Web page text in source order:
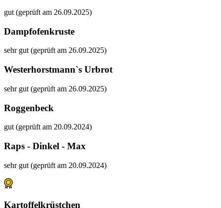
gut (geprüft am 26.09.2025)
Dampfofenkruste
sehr gut (geprüft am 26.09.2025)
Westerhorstmann`s Urbrot
sehr gut (geprüft am 26.09.2025)
Roggenbeck
gut (geprüft am 20.09.2024)
Raps - Dinkel - Max
sehr gut (geprüft am 20.09.2024)
Kartoffelkrüstchen